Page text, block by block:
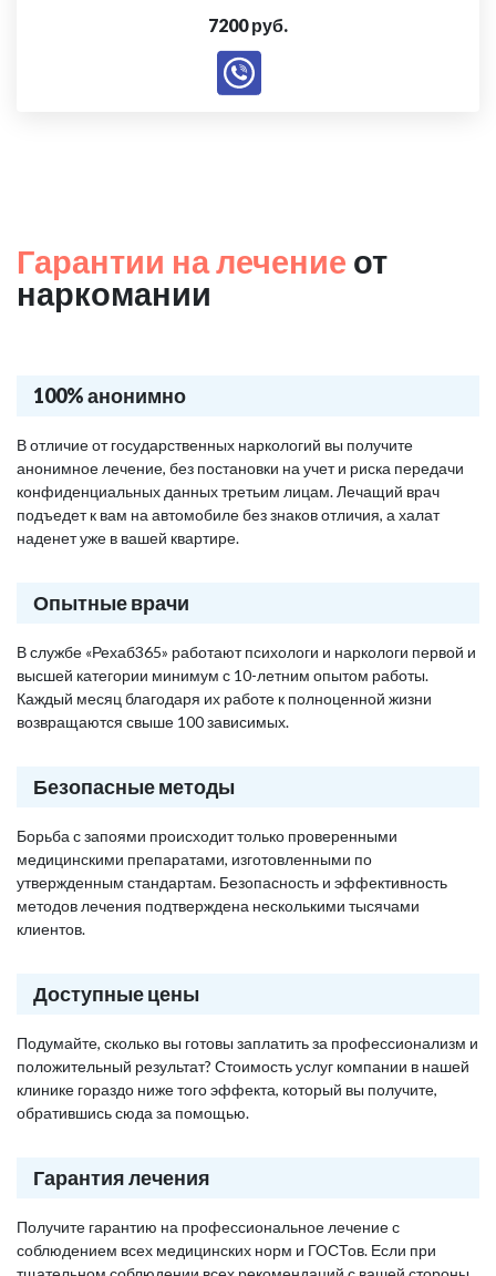
7200 руб.
Гарантии на лечение от
наркомании
100% анонимно
В отличие от государственных наркологий вы получите
анонимное лечение, без постановки на учет и риска передачи
конфиденциальных данных третьим лицам. Лечащий врач
подъедет к вам на автомобиле без знаков отличия, а халат
наденет уже в вашей квартире.
Опытные врачи
В службе «Рехаб365» работают психологи и наркологи первой и
высшей категории минимум с 10-летним опытом работы.
Каждый месяц благодаря их работе к полноценной жизни
возвращаются свыше 100 зависимых.
Безопасные методы
Борьба с запоями происходит только проверенными
медицинскими препаратами, изготовленными по
утвержденным стандартам. Безопасность и эффективность
методов лечения подтверждена несколькими тысячами
клиентов.
Доступные цены
Подумайте, сколько вы готовы заплатить за профессионализм и
положительный результат? Стоимость услуг компании в нашей
клинике гораздо ниже того эффекта, который вы получите,
обратившись сюда за помощью.
Гарантия лечения
Получите гарантию на профессиональное лечение с
соблюдением всех медицинских норм и ГОСТов. Если при